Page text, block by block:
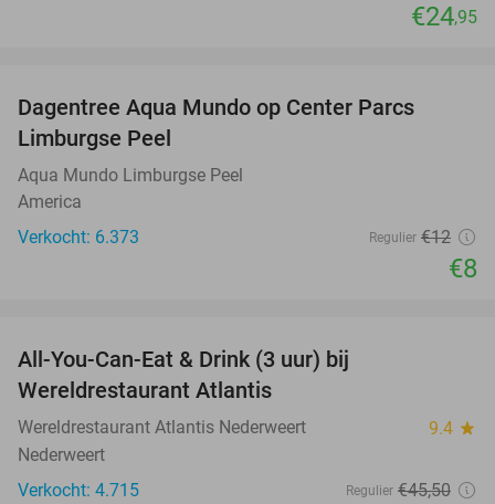
€24,95
Dagentree Aqua Mundo op Center Parcs
Limburgse Peel
Aqua Mundo Limburgse Peel
America
Verkocht: 6.373
Regulier €12
€8
All-You-Can-Eat & Drink (3 uur) bij
Wereldrestaurant Atlantis
Wereldrestaurant Atlantis Nederweert 9.4 star
Nederweert
Verkocht: 4.715
Regulier €45,50